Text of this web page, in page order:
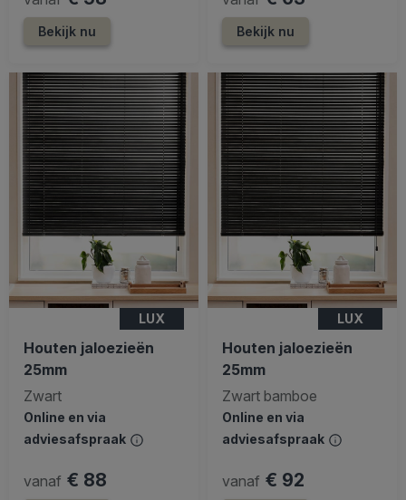
Bekijk nu Bekijk nu
LUX
Houten jaloezieën
25mm
Zwart
Online en via
adviesafspraak
vanaf € 88
LUX
Houten jaloezieën
25mm
Zwart bamboe
Online en via
adviesafspraak
vanaf € 92